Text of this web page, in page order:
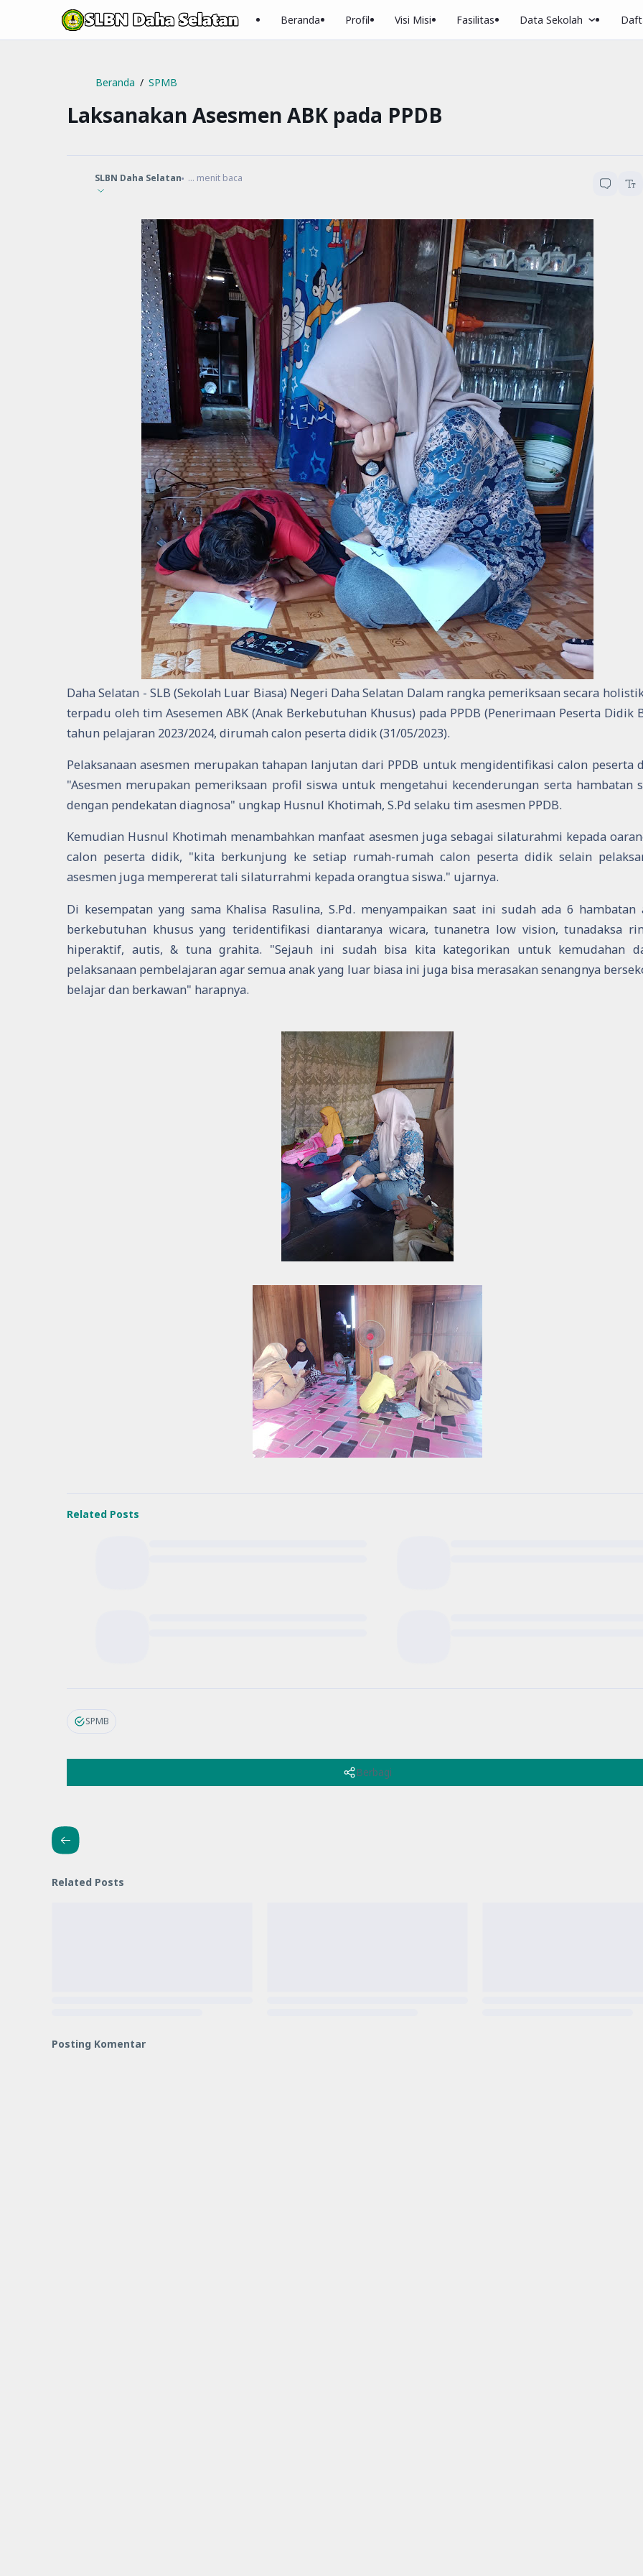
Beranda Profil Visi Misi Fasilitas Data Sekolah
Beranda SPMB
Laksanakan Asesmen ABK pada PPDB
SLBN Daha Selatan ... menit baca
Daha Selatan - SLB (Sekolah Luar Biasa) Negeri Daha Selatan Dalam rangka pemeriksaan secara
terpadu oleh tim Asesemen ABK (Anak Berkebutuhan Khusus) pada PPDB (Penerimaan Peserta Didik
tahun pelajaran 2023/2024, dirumah calon peserta didik (31/05/2023).
Pelaksanaan asesmen merupakan tahapan lanjutan dari PPDB untuk mengidentifikasi calon peserta
"Asesmen merupakan pemeriksaan profil siswa untuk mengetahui kecenderungan serta hambatan
dengan pendekatan diagnosa" ungkap Husnul Khotimah, S.Pd selaku tim asesmen PPDB.
Kemudian Husnul Khotimah menambahkan manfaat asesmen juga sebagai silaturahmi kepada
calon peserta didik, "kita berkunjung ke setiap rumah-rumah calon peserta didik selain
asesmen juga mempererat tali silaturrahmi kepada orangtua siswa." ujarnya.
Di kesempatan yang sama Khalisa Rasulina, S.Pd. menyampaikan saat ini sudah ada 6 hambatan
berkebutuhan khusus yang teridentifikasi diantaranya wicara, tunanetra low vision, tunadaksa
hiperaktif, autis, & tuna grahita. "Sejauh ini sudah bisa kita kategorikan untuk kemudahan
pelaksanaan pembelajaran agar semua anak yang luar biasa ini juga bisa merasakan senangnya
belajar dan berkawan" harapnya.
Related Posts
SPMB
Berbagi
Related Posts
Posting Komentar